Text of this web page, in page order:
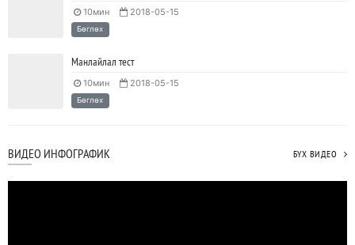
10мин 2018-05-15
Бөглөх
Манлайлал тест
10мин 2018-05-15
Бөглөх
ВИДЕО ИНФОГРАФИК БҮХ ВИДЕО